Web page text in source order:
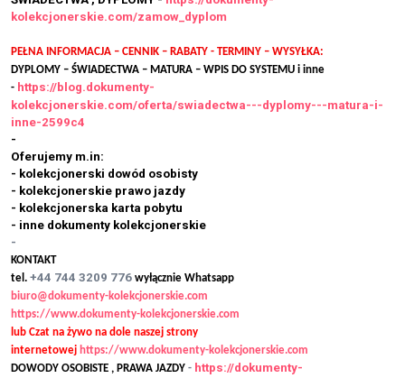
kolekcjonerskie.com/zamow_dyplom
PEŁNA INFORMACJA – CENNIK – RABATY - TERMINY – WYSYŁKA:
DYPLOMY – ŚWIADECTWA – MATURA – WPIS DO SYSTEMU i inne
- https://blog.dokumenty-
kolekcjonerskie.com/oferta/swiadectwa---dyplomy---matura-i-
inne-2599c4
-
Oferujemy m.in:
- kolekcjonerski dowód osobisty
- kolekcjonerskie prawo jazdy
- kolekcjonerska karta pobytu
- inne dokumenty kolekcjonerskie
-
KONTAKT
tel. +44 744 3209 776 wyłącznie Whatsapp
biuro@dokumenty-kolekcjonerskie.com
https://www.dokumenty-kolekcjonerskie.com
lub Czat na żywo na dole naszej strony
internetowej https://www.dokumenty-kolekcjonerskie.com
DOWODY OSOBISTE , PRAWA JAZDY - https://dokumenty-